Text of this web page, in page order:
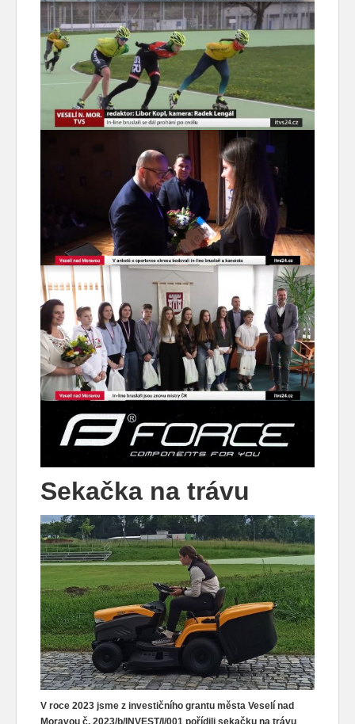
Sekačka na trávu
V roce 2023 jsme z investičního grantu města Veselí nad